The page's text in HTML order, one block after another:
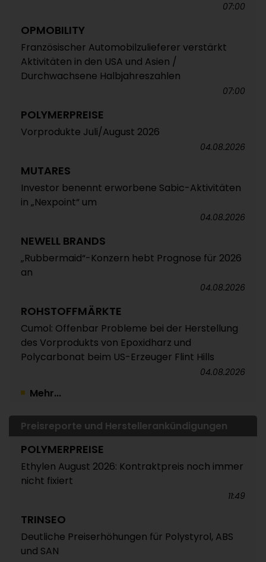
07:00
OPMOBILITY
Französischer Automobilzulieferer verstärkt
Aktivitäten in den USA und Asien /
Durchwachsene Halbjahreszahlen
07:00
POLYMERPREISE
Vorprodukte Juli/August 2026
04.08.2026
MUTARES
Investor benennt erworbene Sabic-Aktivitäten
in „Nexpoint“ um
04.08.2026
NEWELL BRANDS
„Rubbermaid“-Konzern hebt Prognose für 2026
an
04.08.2026
ROHSTOFFMÄRKTE
Cumol: Offenbar Probleme bei der Herstellung
des Vorprodukts von Epoxidharz und
Polycarbonat beim US-Erzeuger Flint Hills
04.08.2026
Mehr...
Preisreporte und Herstellerankündigungen
POLYMERPREISE
Ethylen August 2026: Kontraktpreis noch immer
nicht fixiert
11:49
TRINSEO
Deutliche Preiserhöhungen für Polystyrol, ABS
und SAN